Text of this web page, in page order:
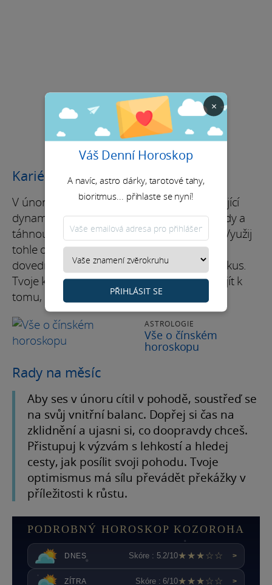
Kariéra / Finance
V únoru je tvoje práce naladěná na stimulující
dynamiku. Můžeš přijít s inovativními nápady a
táhnout ambiciózní projekty pěkně vpřed. Využij
tohle období k tomu, abys ukázal svoje
dovednosti a posunul svoje cíle o pořádný kus.
Tvoje kreativita a odhodlání ti pomůžou dojít k
tomu, co si dáváš za meta.
ASTROLOGIE
Vše o čínském
horoskopu
Rady na měsíc
Aby ses v únoru cítil v pohodě, soustřeď se
na svůj vnitřní balanc. Dopřej si čas na
zklidnění a ujasni si, co doopravdy chceš.
Přistupuj k výzvám s lehkostí a hledej
cesty, jak posílit svoji pohodu. Tvoje
optimismus má sílu převádět překážky v
příležitosti k růstu.
PODROBNÝ HOROSKOP KOZOROHA
DNES Skóre : 5.2/10★★★☆☆ >
ZÍTRA Skóre : 6/10★★★☆☆ >
×
Váš Denní Horoskop
A navíc, astro dárky, tarotové tahy,
bioritmus... přihlaste se nyní!
PŘIHLÁSIT SE